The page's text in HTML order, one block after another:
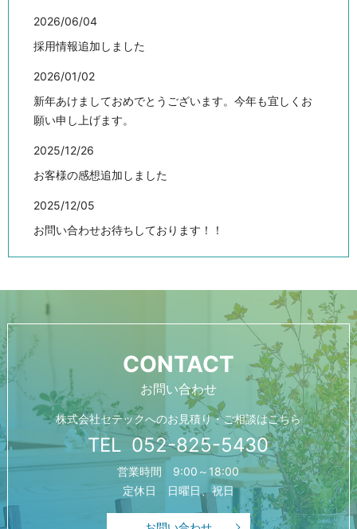
2026/06/04
採用情報追加しました
2026/01/02
新年あけましておめでとうございます。今年も宜しくお
願い申し上げます。
2025/12/26
お客様の感想追加しました
2025/12/05
お問い合わせお待ちしております！！
2025/12/05
ください！
2023/03/20
施工事例追加しました。
2023/01/25
施工事例追加しました。
2023/01/25
2023年も宜しくお願い申し上げます。
エアコンフィルターこまめに洗って電気代節約しましょ
CONTACT
お問い合わせ
株式会社セテックへのお見積り・ご相談はこちら
TEL 052-825-5430
営業時間 9:00～18:00
定休日 日曜日、祝日